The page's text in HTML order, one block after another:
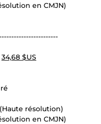
en CMJN)
34,68 $US
résolution)
en CMJN)